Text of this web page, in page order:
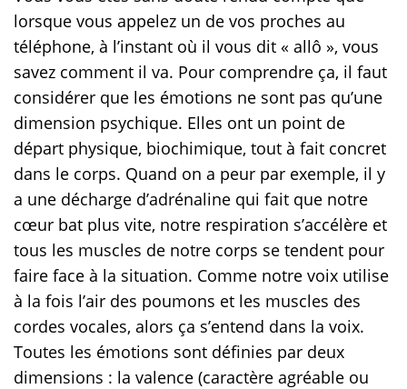
lorsque vous appelez un de vos proches au
téléphone, à l’instant où il vous dit « allô », vous
savez comment il va. Pour comprendre ça, il faut
considérer que les émotions ne sont pas qu’une
dimension psychique. Elles ont un point de
départ physique, biochimique, tout à fait concret
dans le corps. Quand on a peur par exemple, il y
a une décharge d’adrénaline qui fait que notre
cœur bat plus vite, notre respiration s’accélère et
tous les muscles de notre corps se tendent pour
faire face à la situation. Comme notre voix utilise
à la fois l’air des poumons et les muscles des
cordes vocales, alors ça s’entend dans la voix.
Toutes les émotions sont définies par deux
dimensions : la valence (caractère agréable ou